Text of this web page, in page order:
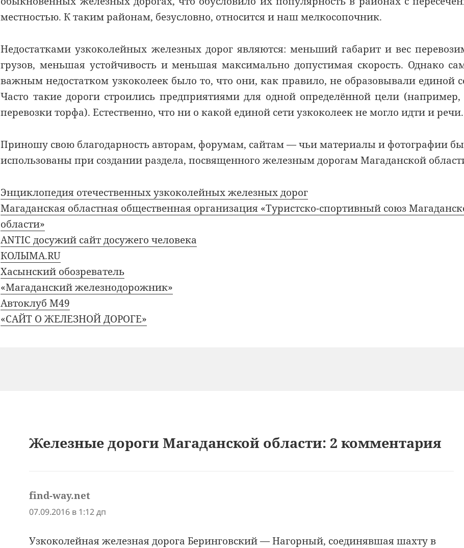
местностью. К таким районам, безусловно, относится и наш мелкосопочник.
Недостатками узкоколейных железных дорог являются: меньший габарит и вес
грузов, меньшая устойчивость и меньшая максимально допустимая скорость. Однако
важным недостатком узкоколеек было то, что они, как правило, не образовывали единой
Часто такие дороги строились предприятиями для одной определённой цели (например,
перевозки торфа). Естественно, что ни о какой единой сети узкоколеек не могло идти и речи.
Приношу свою благодарность авторам, форумам, сайтам — чьи материалы и фотографии
использованы при создании раздела, посвященного железным дорогам Магаданской
Энциклопедия отечественных узкоколейных железных дорог
Магаданская областная общественная организация «Туристско-спортивный союз
области»
ANTIC досужий сайт досужего человека
КОЛЫМА.RU
Хасынский обозреватель
«Магаданский железнодорожник»
Автоклуб M49
«САЙТ О ЖЕЛЕЗНОЙ ДОРОГЕ»
Железные дороги Магаданской области: 2 комментария
find-way.net:
07.09.2016 в 1:12 дп
Узкоколейная железная дорога Беринговский — Нагорный, соединявшая шахту в